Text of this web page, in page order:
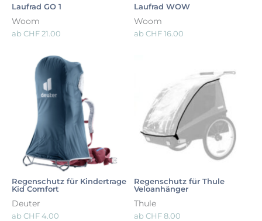
Laufrad GO 1
Woom
ab CHF21.00
Laufrad WOW
Woom
ab CHF16.00
Regenschutz für Kindertrage
Kid Comfort
Deuter
ab CHF4.00
Regenschutz für Thule
Veloanhänger
Thule
ab CHF8.00